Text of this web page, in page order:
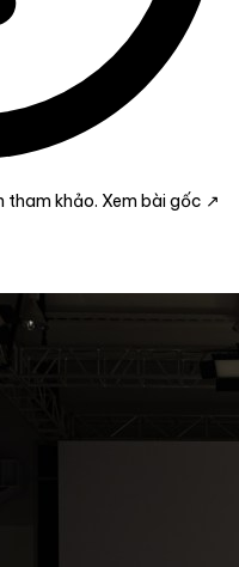
tham khảo. Xem bài gốc ↗